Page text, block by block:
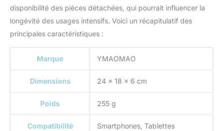
disponibilité des pièces détachées, qui pourrait influencer la
longévité des usages intensifs. Voici un récapitulatif des
principales caractéristiques :
Marque YMAOMAO
Dimensions 24 x 18 x 6 cm
Poids 255 g
Compatibilité Smartphones, Tablettes